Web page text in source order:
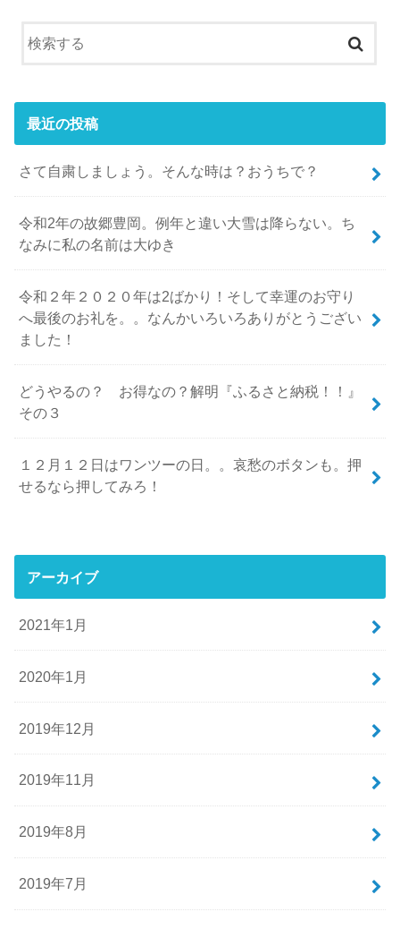
最近の投稿
さて自粛しましょう。そんな時は？おうちで？
令和2年の故郷豊岡。例年と違い大雪は降らない。ち
なみに私の名前は大ゆき
令和２年２０２０年は2ばかり！そして幸運のお守り
へ最後のお礼を。。なんかいろいろありがとうござい
ました！
どうやるの？ お得なの？解明『ふるさと納税！！』
その３
１２月１２日はワンツーの日。。哀愁のボタンも。押
せるなら押してみろ！
アーカイブ
2021年1月
2020年1月
2019年12月
2019年11月
2019年8月
2019年7月